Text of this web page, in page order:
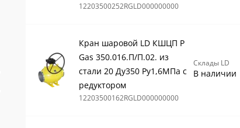
12203500252RGLD000000000
Кран шаровой LD КШЦП Р
Gas 350.016.П/П.02. из
стали 20 Ду350 Ру1,6МПа с
редуктором
12203500162RGLD000000000
Склады LD
В наличии